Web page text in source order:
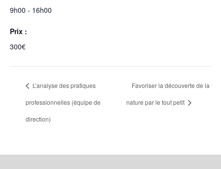
9h00 - 16h00
Prix :
300€
L’analyse des pratiques
professionnelles (équipe de
direction)
Favoriser la découverte de la
nature par le tout petit